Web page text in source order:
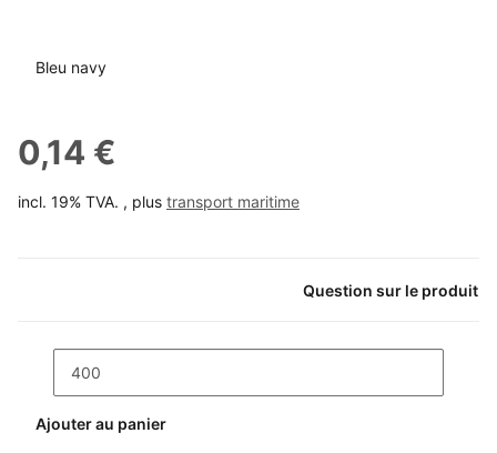
Bleu navy
0,14 €
incl. 19% TVA. , plus transport maritime
Question sur le produit
Ajouter au panier